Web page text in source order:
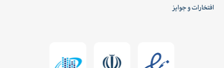
افتخارات و جوایز